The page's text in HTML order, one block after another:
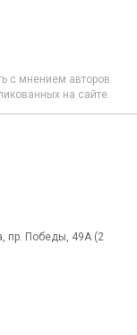
с мнением авторов
на сайте.
пр. Победы, 49А (2